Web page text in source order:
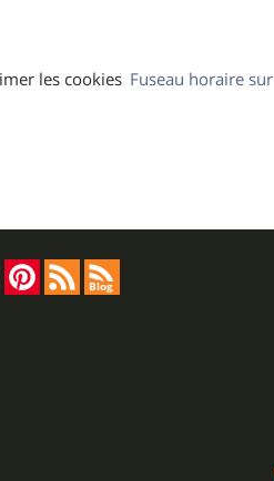
Fuseau horaire sur
les cookies